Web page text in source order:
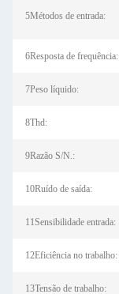
5Métodos de entrada:
6Resposta de frequência:
7Peso líquido:
8Thd:
9Razão S/N.:
10Ruído de saída:
11Sensibilidade entrada:
12Eficiência no trabalho:
13Tensão de trabalho: